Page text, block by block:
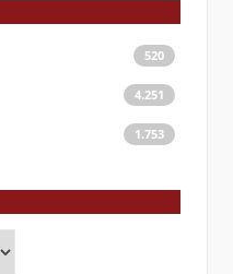
520
4.251
1.753